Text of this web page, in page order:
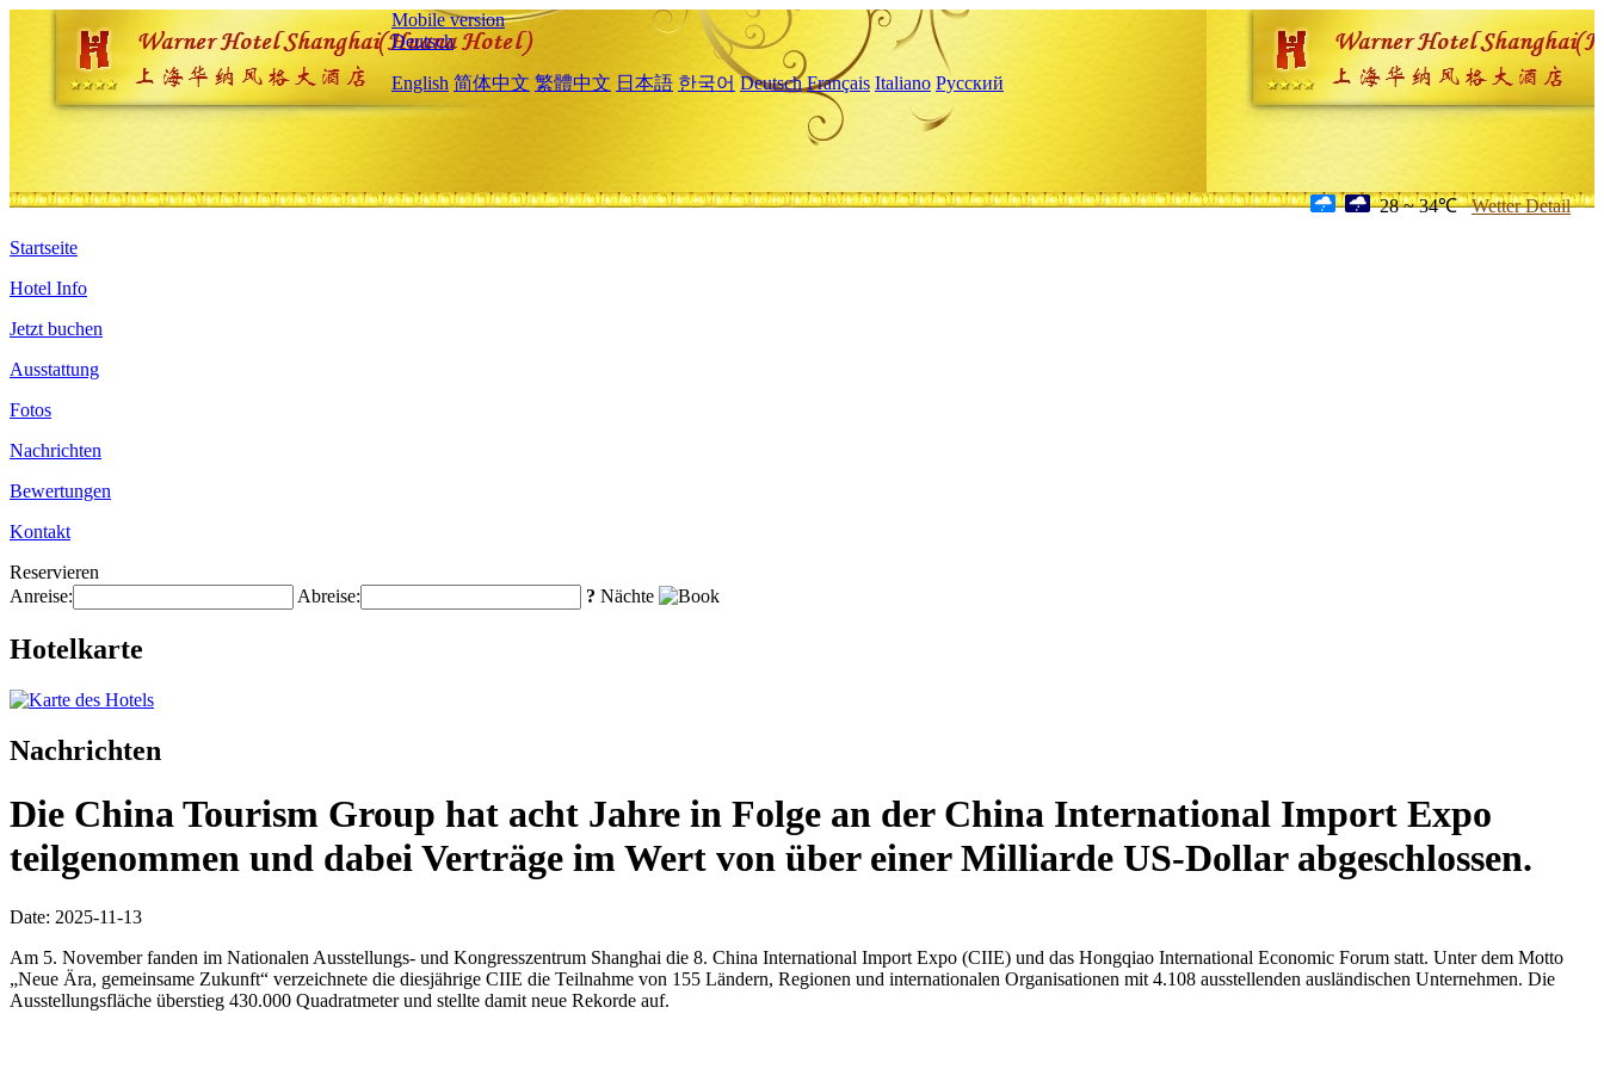
Mobile version
Deutsch
English 简体中文 繁體中文 日本語 한국어 Deutsch Français Italiano Русский
28 ~ 34℃ Wetter Detail
Startseite
Hotel Info
Jetzt buchen
Ausstattung
Fotos
Nachrichten
Bewertungen
Kontakt
Reservieren
Anreise:
Abreise: ? Nächte
Hotelkarte
Nachrichten
Die China Tourism Group hat acht Jahre in Folge an der China International Import Expo
teilgenommen und dabei Verträge im Wert von über einer Milliarde US-Dollar abgeschlossen.
Date: 2025-11-13
Am 5. November fanden im Nationalen Ausstellungs- und Kongresszentrum Shanghai die 8. China International Import Expo (CIIE) und das Hongqiao International Economic Forum statt. Unter dem Motto
„Neue Ära, gemeinsame Zukunft“ verzeichnete die diesjährige CIIE die Teilnahme von 155 Ländern, Regionen und internationalen Organisationen mit 4.108 ausstellenden ausländischen Unternehmen. Die
Ausstellungsfläche überstieg 430.000 Quadratmeter und stellte damit neue Rekorde auf.